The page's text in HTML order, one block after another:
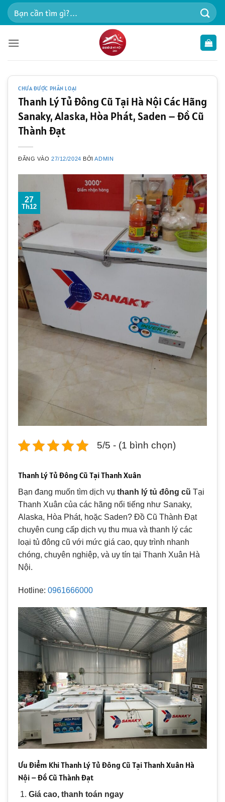
Bỏ
qua
dung
Tìm
kiếm:
CHƯA ĐƯỢC PHÂN LOẠI
Thanh Lý Tủ Đông Cũ Tại Hà Nội Các Hãng
Sanaky, Alaska, Hòa Phát, Saden – Đồ Cũ
Thành Đạt
ĐĂNG VÀO27/12/2024 BỞIADMIN
27
Th12
5/5 - (1 bình chọn)
Thanh Lý Tủ Đông Cũ Tại Thanh Xuân
Bạn đang muốn tìm dịch vụ thanh lý tủ đông cũ Tại
Thanh Xuân của các hãng nổi tiếng như Sanaky,
Alaska, Hòa Phát, hoặc Saden? Đồ Cũ Thành Đạt
chuyên cung cấp dịch vụ thu mua và thanh lý các
loại tủ đông cũ với mức giá cao, quy trình nhanh
chóng, chuyên nghiệp, và uy tín tại Thanh Xuân Hà
Nội.
Hotline: 0961666000
Ưu Điểm Khi Thanh Lý Tủ Đông Cũ Tại Thanh Xuân Hà
Nội – Đồ Cũ Thành Đạt
Giá cao, thanh toán ngay